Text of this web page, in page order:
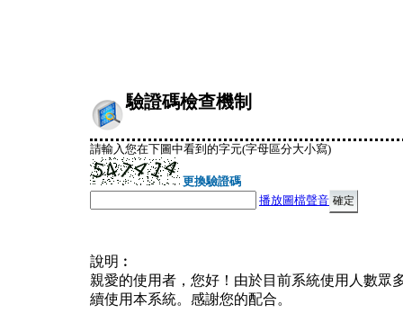
驗證碼檢查機制
請輸入您在下圖中看到的字元(字母區分大小寫)
更換驗證碼
播放圖檔聲音
說明︰
親愛的使用者，您好！由於目前系統使用人數眾
續使用本系統。感謝您的配合。